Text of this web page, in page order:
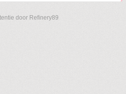
door Refinery89